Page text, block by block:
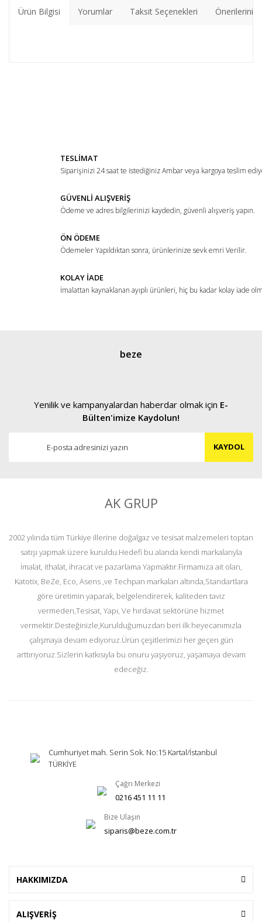
Ürün Bilgisi Yorumlar Taksit Seçenekleri Önerileriniz
Ürün açıklamasında eksik bilgiler bulunuyor.
Ürün fiyatı diğer sitelerden daha pahalı.
Bu ürüne benzer farklı alternatifler olmalı.
Gönder
TESLİMAT
Siparişinizi 24 saat te istediğiniz Ambar veya kargoya teslim
GÜVENLİ ALIŞVERİŞ
Ödeme ve adres bilgilerinizi kaydedin, güvenli alışveriş yapın.
ÖN ÖDEME
Ödemeler Yapıldıktan sonra, ürünlerinize sevk emri Verilir.
KOLAY İADE
İmalattan kaynaklanan ayıplı ürünleri, hiç bu kadar kolay iade
beze
Yenilik ve kampanyalardan haberdar olmak için E-
Bülten'imize Kaydolun!
KAYDOL
AK GRUP
2002 yılında tüm Türkiye illerine doğalgaz ve tesisat malzemeleri toptan
satışı yapmak üzere kuruldu.Hedefi bu alanda kendi markalarıyla
İmalat, ithalat, ihracat ve pazarlama Yapmaktır.Firmamıza ait olan,
Katotix, BeZe, Eco, Asens ,ve Techpan markaları altında,Standartlara
göre üretimin yaparak, belgelendirerek, kaliteden taviz
vermeden,Tesisat, Yapı, Ve hırdavat sektörüne hizmet
vermektir.Desteğinizle,Kurulduğumuzdan beri ilk heyecanımızla
çalışmaya devam ediyoruz.Ürün çeşitlerimizi her geçen gün
arttırıyoruz.Sizlerin katkısıyla bu onuru yaşıyoruz, yaşamaya devam
edeceğiz.
Cumhuriyet mah. Serin Sok. No:15 Kartal/İstanbul
TÜRKİYE
Çağrı Merkezi
0216 451 11 11
Bize Ulaşın
siparis@beze.com.tr
HAKKIMIZDA
ALIŞVERİŞ